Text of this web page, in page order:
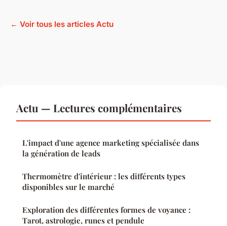
← Voir tous les articles Actu
Actu — Lectures complémentaires
L'impact d'une agence marketing spécialisée dans
la génération de leads
Thermomètre d'intérieur : les différents types
disponibles sur le marché
Exploration des différentes formes de voyance :
Tarot, astrologie, runes et pendule